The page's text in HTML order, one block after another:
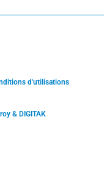
d'utilisations
& DIGITAK